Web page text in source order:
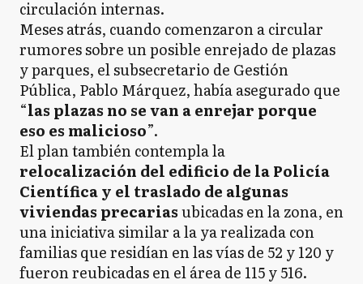
circulación internas.
Meses atrás, cuando comenzaron a circular
rumores sobre un posible enrejado de plazas
y parques, el subsecretario de Gestión
Pública, Pablo Márquez, había asegurado que
“las plazas no se van a enrejar porque
eso es malicioso”.
El plan también contempla la
relocalización del edificio de la Policía
Científica y el traslado de algunas
viviendas precariasubicadas en la zona, en
una iniciativa similar a la ya realizada con
familias que residían en las vías de 52 y 120 y
fueron reubicadas en el área de 115 y 516.